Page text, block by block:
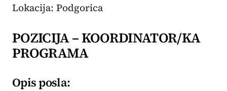
Lokacija: Podgorica
POZICIJA – KOORDINATOR/KA
PROGRAMA
Opis posla: